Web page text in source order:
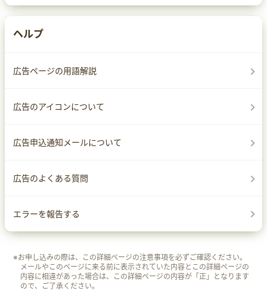
ヘルプ
広告ページの用語解説
広告のアイコンについて
広告申込通知メールについて
広告のよくある質問
エラーを報告する
※お申し込みの際は、この詳細ページの注意事項を必ずご確認ください。
メールやこのページに来る前に表示されていた内容とこの詳細ページの
内容に相違があった場合は、この詳細ページの内容が「正」となります
ので、ご了承ください。